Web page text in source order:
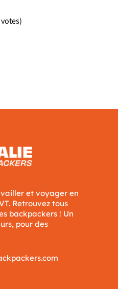
et voyager en
Retrouvez tous
backpackers ! Un
pour des